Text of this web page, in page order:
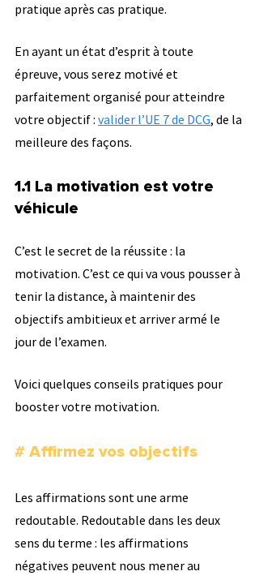
pratique après cas pratique.
En ayant un état d’esprit à toute
épreuve, vous serez motivé et
parfaitement organisé pour atteindre
votre objectif : valider l’UE 7 de DCG, de la
meilleure des façons.
1.1 La motivation est votre
véhicule
C’est le secret de la réussite : la
motivation. C’est ce qui va vous pousser à
tenir la distance, à maintenir des
objectifs ambitieux et arriver armé le
jour de l’examen.
Voici quelques conseils pratiques pour
booster votre motivation.
# Affirmez vos objectifs
Les affirmations sont une arme
redoutable. Redoutable dans les deux
sens du terme : les affirmations
négatives peuvent nous mener au